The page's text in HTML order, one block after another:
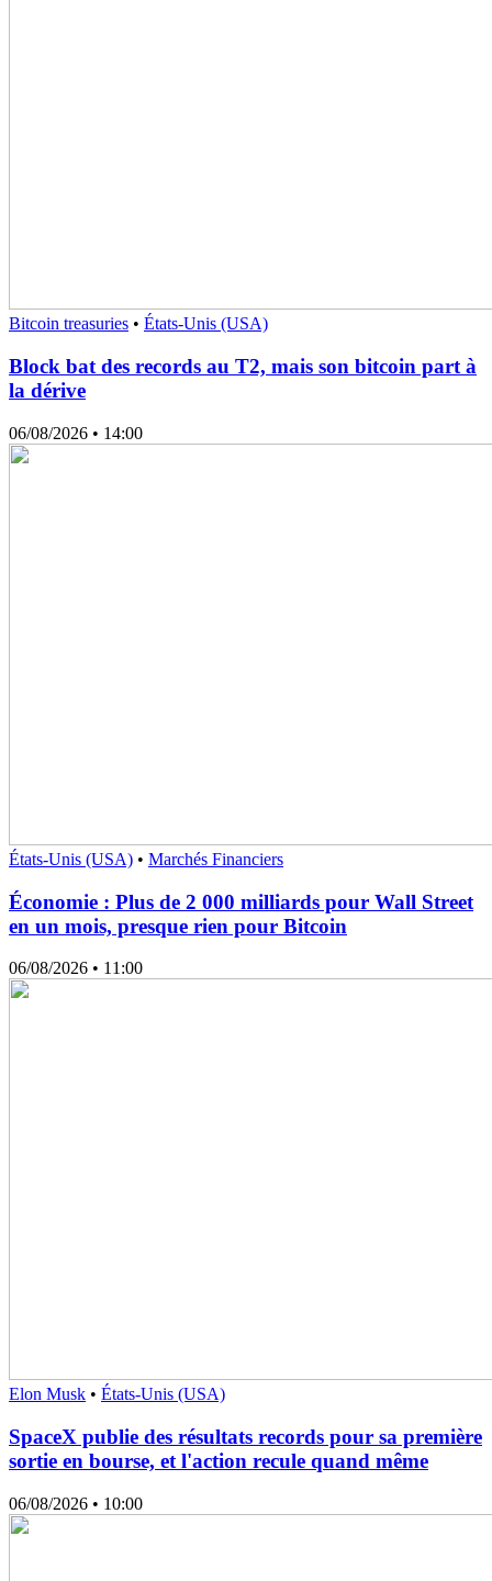
Bitcoin treasuries • États-Unis (USA)
Block bat des records au T2, mais son bitcoin part à
la dérive
06/08/2026 • 14:00
États-Unis (USA) • Marchés Financiers
Économie : Plus de 2 000 milliards pour Wall Street
en un mois, presque rien pour Bitcoin
06/08/2026 • 11:00
Elon Musk • États-Unis (USA)
SpaceX publie des résultats records pour sa première
sortie en bourse, et l'action recule quand même
06/08/2026 • 10:00